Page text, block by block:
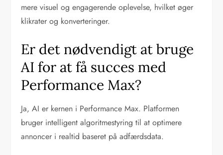
mere visuel og engagerende oplevelse, hvilket øger
klikrater og konverteringer.
Er det nødvendigt at bruge
AI for at få succes med
Performance Max?
Ja, AI er kernen i Performance Max. Platformen
bruger intelligent algoritmestyring til at optimere
annoncer i realtid baseret på adfærdsdata.